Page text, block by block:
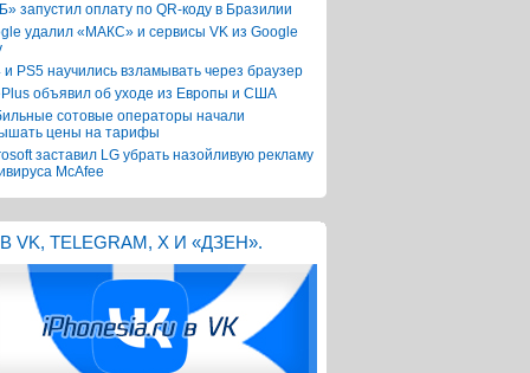
запустил оплату по QR-коду в Бразилии
удалил «МАКС» и сервисы VK из Google
и PS5 научились взламывать через браузер
объявил об уходе из Европы и США
сотовые операторы начали
цены на тарифы
заставил LG убрать назойливую рекламу
McAfee
VK, TELEGRAM, X И «ДЗЕН».